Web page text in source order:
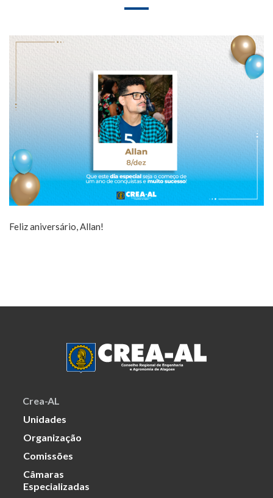
Feliz aniversário, Allan!
Crea-AL
Unidades
Organização
Comissões
Câmaras
Especializadas